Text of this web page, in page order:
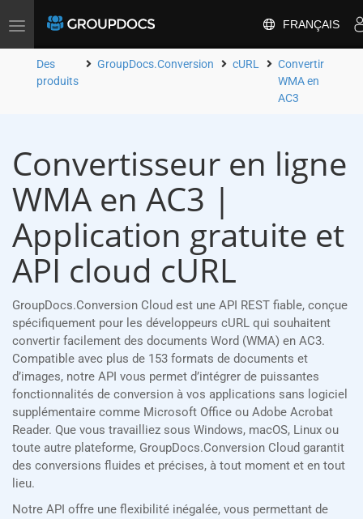
Toggle
FRANÇAIS
Des
produits
GroupDocs.Conversion cURL
Convertir
WMA en
AC3
Convertisseur en ligne
WMA en AC3 |
Application gratuite et
API cloud cURL
GroupDocs.Conversion Cloud est une API REST fiable, conçue
spécifiquement pour les développeurs cURL qui souhaitent
convertir facilement des documents Word (WMA) en AC3.
Compatible avec plus de 153 formats de documents et
d’images, notre API vous permet d’intégrer de puissantes
fonctionnalités de conversion à vos applications sans logiciel
supplémentaire comme Microsoft Office ou Adobe Acrobat
Reader. Que vous travailliez sous Windows, macOS, Linux ou
toute autre plateforme, GroupDocs.Conversion Cloud garantit
des conversions fluides et précises, à tout moment et en tout
lieu.
Notre API offre une flexibilité inégalée, vous permettant de